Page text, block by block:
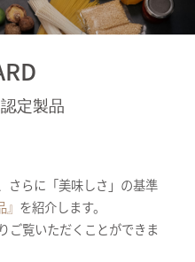
定製品
さらに「美味しさ」の基準
を紹介します。
ご覧いただくことができま